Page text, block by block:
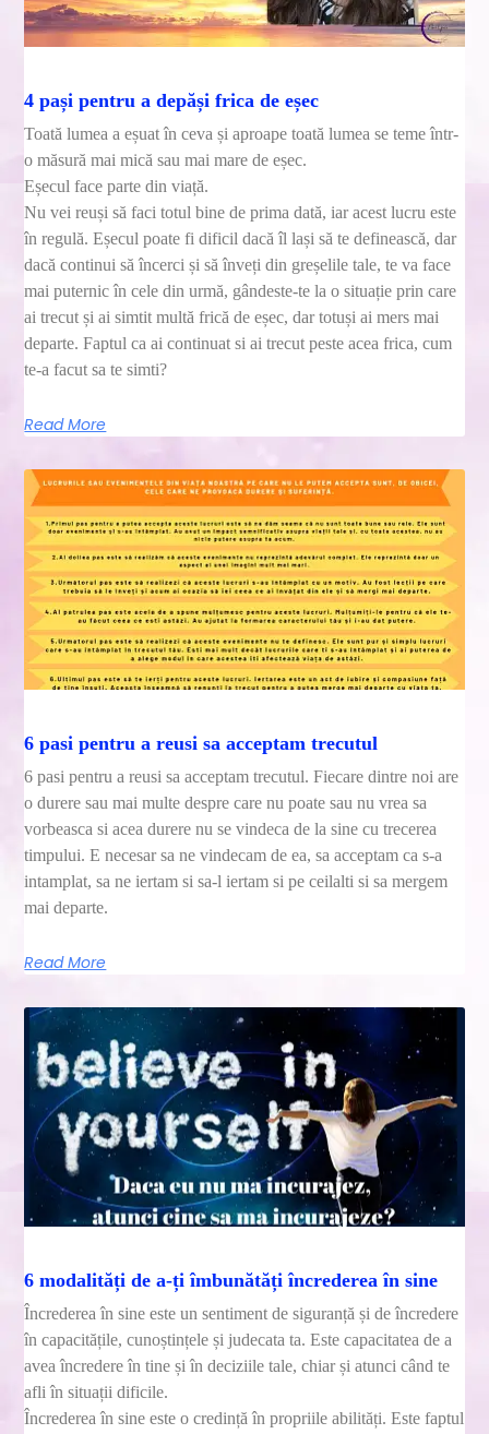
4 pași pentru a depăși frica de eșec
Toată lumea a eșuat în ceva și aproape toată lumea se teme într-
o măsură mai mică sau mai mare de eșec.
Eșecul face parte din viață.
Nu vei reuși să faci totul bine de prima dată, iar acest lucru este
în regulă. Eșecul poate fi dificil dacă îl lași să te definească, dar
dacă continui să încerci și să înveți din greșelile tale, te va face
mai puternic în cele din urmă, gândeste-te la o situație prin care
ai trecut și ai simtit multă frică de eșec, dar totuși ai mers mai
departe. Faptul ca ai continuat si ai trecut peste acea frica, cum
te-a facut sa te simti?
Read More
6 pasi pentru a reusi sa acceptam trecutul
6 pasi pentru a reusi sa acceptam trecutul. Fiecare dintre noi are
o durere sau mai multe despre care nu poate sau nu vrea sa
vorbeasca si acea durere nu se vindeca de la sine cu trecerea
timpului. E necesar sa ne vindecam de ea, sa acceptam ca s-a
intamplat, sa ne iertam si sa-l iertam si pe ceilalti si sa mergem
mai departe.
Read More
6 modalități de a-ți îmbunătăți încrederea în sine
Încrederea în sine este un sentiment de siguranță și de încredere
în capacitățile, cunoștințele și judecata ta. Este capacitatea de a
avea încredere în tine și în deciziile tale, chiar și atunci când te
afli în situații dificile.
Încrederea în sine este o credință în propriile abilități. Este faptul